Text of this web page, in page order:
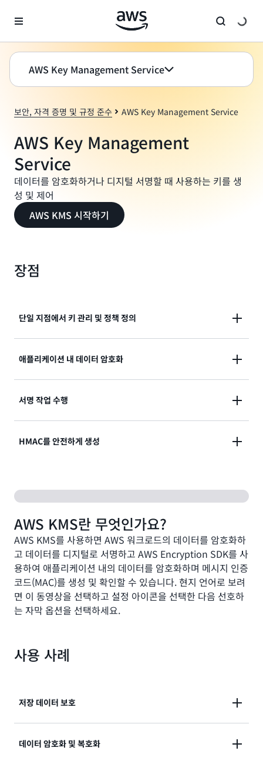
AWS Key Management Service
보안, 자격 증명 및 규정 준수 AWS Key Management Service
AWS Key Management
Service
데이터를 암호화하거나 디지털 서명할 때 사용하는 키를 생
성 및 제어
AWS KMS 시작하기
장점
단일 지점에서 키 관리 및 정책 정의
전체의 정책을 단일 지점에서 정의합니다.
애플리케이션 내 데이터 암호화
플리케이션 내의 데이터를 암호화합니다.
서명 작업 수행
명 작업을 수행합니다.
HMAC를 안전하게 생성
인증 코드(HMAC)를 안전하게 생성합니다.
AWS KMS란 무엇인가요?
AWS KMS를 사용하면 AWS 워크로드의 데이터를 암호화하
고 데이터를 디지털로 서명하고 AWS Encryption SDK를 사
용하여 애플리케이션 내의 데이터를 암호화하며 메시지 인증
코드(MAC)를 생성 및 확인할 수 있습니다. 현지 언어로 보려
면 이 동영상을 선택하고 설정 아이콘을 선택한 다음 선호하
는 자막 옵션을 선택하세요.
사용 사례
저장 데이터 보호
사용하여 서버 측 암호화를 활성화합니다.
데이터 암호화 및 복호화